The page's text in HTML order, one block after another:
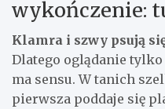
wykończenie:
Klamra i szwy psują
Dlatego oglądanie
ma sensu. W tanich
pierwsza poddaje się